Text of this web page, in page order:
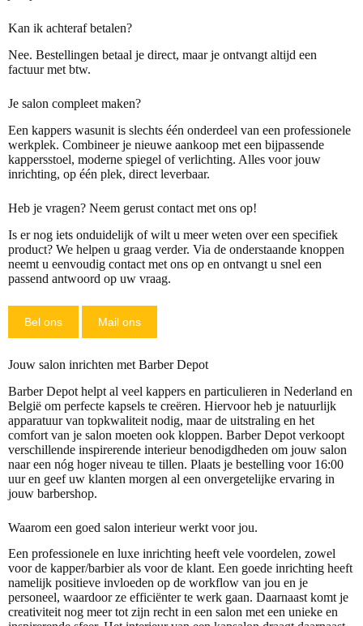
Kan ik achteraf betalen?
Nee. Bestellingen betaal je direct, maar je ontvangt altijd een
factuur met btw.
Je salon compleet maken?
Een kappers wasunit is slechts één onderdeel van een professionele
werkplek. Combineer je nieuwe aankoop met een bijpassende
kappersstoel, moderne spiegel of verlichting. Alles voor jouw
inrichting, op één plek, direct leverbaar.
Heb je vragen? Neem gerust contact met ons op!
Is er nog iets onduidelijk of wilt u meer weten over een specifiek
product? We helpen u graag verder. Via de onderstaande knoppen
neemt u eenvoudig contact met ons op en ontvangt u snel een
passend antwoord op uw vraag.
Bel ons Mail ons
Jouw salon inrichten met Barber Depot
Barber Depot helpt al veel kappers en particulieren in Nederland en
België om perfecte kapsels te creëren. Hiervoor heb je natuurlijk
apparatuur van topkwaliteit nodig, maar de uitstraling en het
comfort van je salon moeten ook kloppen. Barber Depot verkoopt
verschillende inspirerende interieur benodigdheden om jouw salon
naar een nóg hoger niveau te tillen. Plaats je bestelling voor 16:00
uur en geef uw klanten morgen al een onvergetelijke ervaring in
jouw barbershop.
Waarom een goed salon interieur werkt voor jou.
Een professionele en luxe inrichting heeft vele voordelen, zowel
voor de kapper/barbier als voor de klant. Een goede inrichting heeft
namelijk positieve invloeden op de workflow van jou en je
personeel, waardoor ze efficiënter te werk gaan. Daarnaast komt je
creativiteit nog meer tot zijn recht in een salon met een unieke en